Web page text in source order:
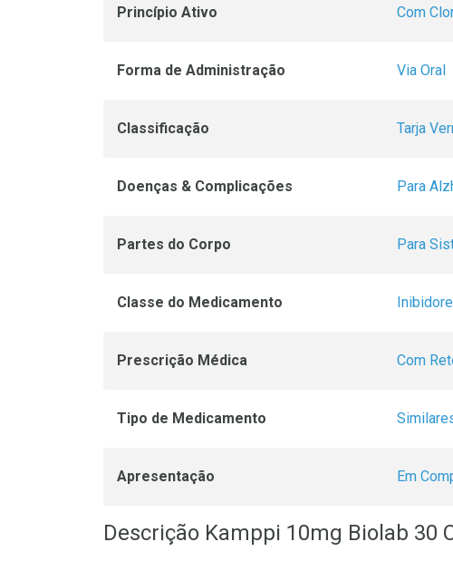
Princípio Ativo Com
Forma de Administração Via Oral
Classificação Tarja
Doenças & Complicações Para
Partes do Corpo Para
Classe do Medicamento
Prescrição Médica Com
Tipo de Medicamento
Apresentação Em
Descrição Kamppi 10mg Biolab 30